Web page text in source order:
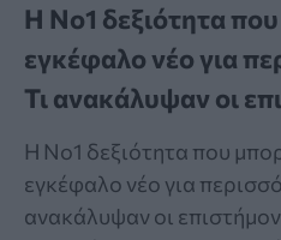
Η Νο1 δεξιότητα που
εγκέφαλο νέο για
Τι ανακάλυψαν οι
Η Νο1 δεξιότητα που
εγκέφαλο νέο για
ανακάλυψαν οι